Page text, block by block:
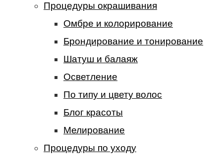
Процедуры окрашивания
Омбре и колорирование
Брондирование и тонирование
Шатуш и балаяж
Осветление
По типу и цвету волос
Блог красоты
Мелирование
Процедуры по уходу